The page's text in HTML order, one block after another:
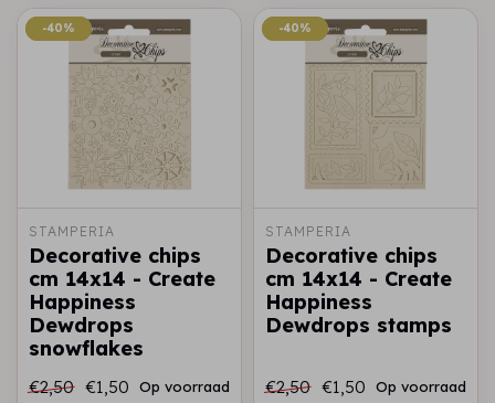
-40%
-40%
STAMPERIA
Decorative chips
cm 14x14 - Create
Happiness
Dewdrops
snowflakes
€2,50 €1,50 Op voorraad
-40%
-40%
STAMPERIA
Decorative chips
cm 14x14 - Create
Happiness
Dewdrops stamps
€2,50 €1,50 Op voorraad